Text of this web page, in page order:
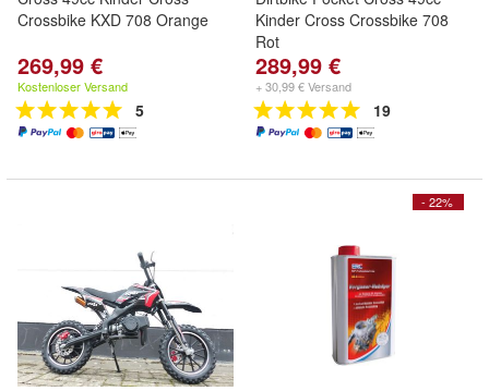
Crossbike KXD 708 Orange
269,99 €
Kostenloser Versand
5
Kinder Cross Crossbike 708
Rot
289,99 €
+ 30,99 € Versand
19
- 22%